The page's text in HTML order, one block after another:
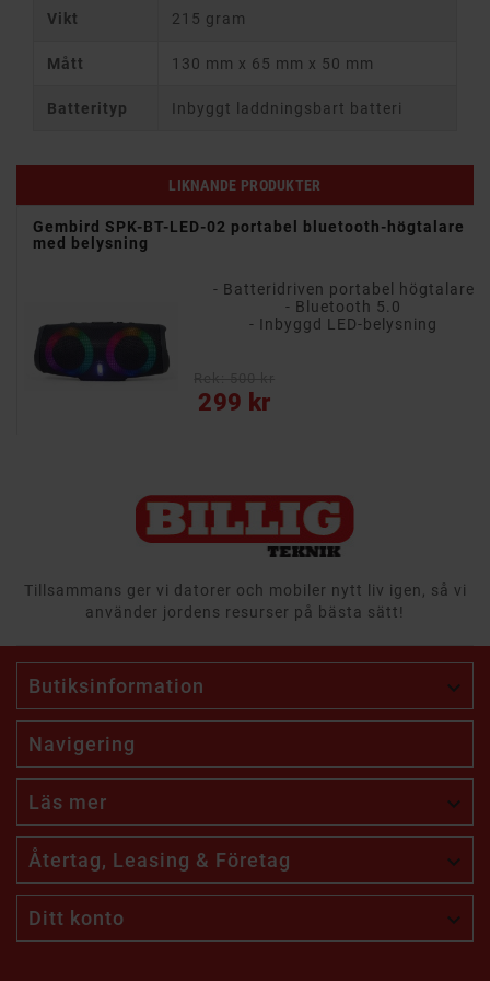
Vikt 215 gram
Mått 130 mm x 65 mm x 50 mm
Batterityp Inbyggt laddningsbart batteri
LIKNANDE PRODUKTER
Gembird SPK-BT-LED-02 portabel bluetooth-högtalare
med belysning
- Batteridriven portabel högtalare
- Bluetooth 5.0
- Inbyggd LED-belysning
299 kr
Pris
Tillsammans ger vi datorer och mobiler nytt liv igen, så vi
använder jordens resurser på bästa sätt!
Butiksinformation 
Navigering
Läs mer 
Återtag, Leasing & Företag 
Ditt konto 